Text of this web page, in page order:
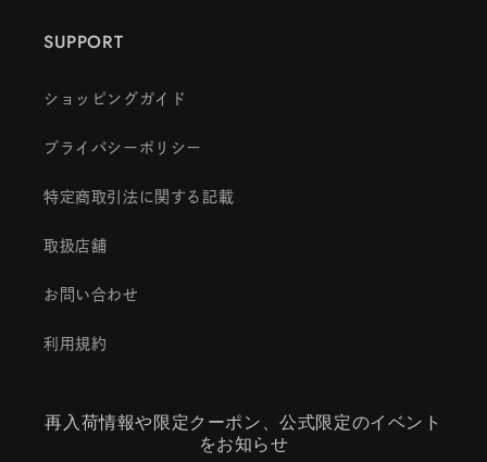
SUPPORT
ショッピングガイド
プライバシーポリシー
特定商取引法に関する記載
取扱店舗
お問い合わせ
利用規約
再入荷情報や限定クーポン、公式限定のイベント
をお知らせ